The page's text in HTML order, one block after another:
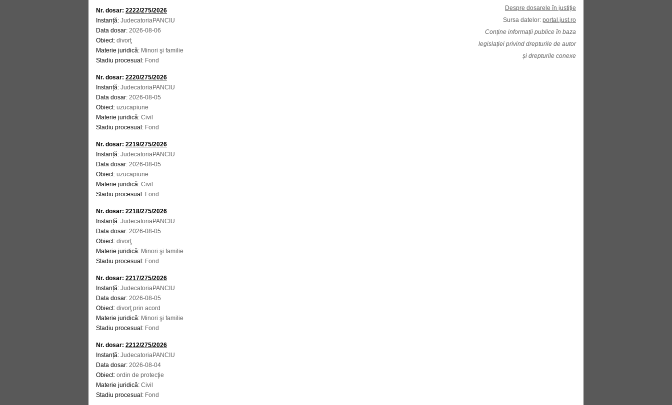
Nr. dosar: 2222/275/2026
Instanță: JudecatoriaPANCIU
Data dosar: 2026-08-06
Obiect: divorţ
Materie juridică: Minori şi familie
Stadiu procesual: Fond
Nr. dosar: 2220/275/2026
Instanță: JudecatoriaPANCIU
Data dosar: 2026-08-05
Obiect: uzucapiune
Materie juridică: Civil
Stadiu procesual: Fond
Nr. dosar: 2219/275/2026
Instanță: JudecatoriaPANCIU
Data dosar: 2026-08-05
Obiect: uzucapiune
Materie juridică: Civil
Stadiu procesual: Fond
Nr. dosar: 2218/275/2026
Instanță: JudecatoriaPANCIU
Data dosar: 2026-08-05
Obiect: divorţ
Materie juridică: Minori şi familie
Stadiu procesual: Fond
Nr. dosar: 2217/275/2026
Instanță: JudecatoriaPANCIU
Data dosar: 2026-08-05
Obiect: divorţ prin acord
Materie juridică: Minori şi familie
Stadiu procesual: Fond
Nr. dosar: 2212/275/2026
Instanță: JudecatoriaPANCIU
Data dosar: 2026-08-04
Obiect: ordin de protecţie
Materie juridică: Civil
Stadiu procesual: Fond
Despre dosarele în justiție
Sursa datelor: portal.just.ro
Conține informații publice în baza
legislației privind drepturile de autor
și drepturile conexe